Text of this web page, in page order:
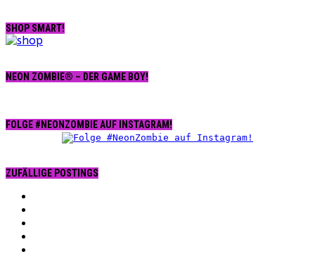
SHOP SMART!
NEON ZOMBIE® – DER GAME BOY!
FOLGE #NEONZOMBIE AUF INSTAGRAM!
ZUFÄLLIGE POSTINGS